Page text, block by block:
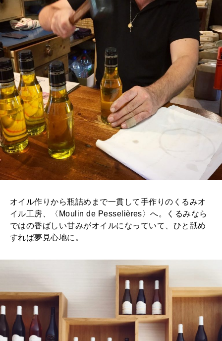
オイル作りから瓶詰めまで一貫して手作りのくるみオ
イル工房、〈Moulin de Pesselières〉へ。くるみなら
ではの香ばしい甘みがオイルになっていて、ひと舐め
すれば夢見心地に。